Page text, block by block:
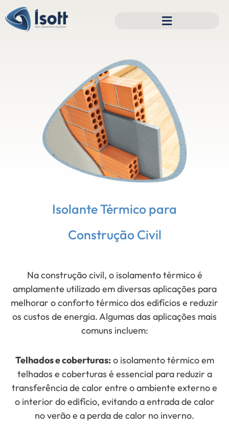
Isolante Térmico para
Construção Civil
Na construção civil, o isolamento térmico é
amplamente utilizado em diversas aplicações para
melhorar o conforto térmico dos edifícios e reduzir
os custos de energia. Algumas das aplicações mais
comuns incluem:
Telhados e coberturas:o isolamento térmico em
telhados e coberturas é essencial para reduzir a
transferência de calor entre o ambiente externo e
o interior do edifício, evitando a entrada de calor
no verão e a perda de calor no inverno.